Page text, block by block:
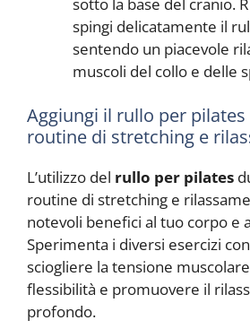
spingi delicatamente il
sentendo un piacevole
muscoli del collo e delle
Aggiungi il rullo per pilates
routine di stretching e
L’utilizzo del rullo per pilates
routine di stretching e
notevoli benefici al tuo corpo e
Sperimenta i diversi esercizi
sciogliere la tensione
flessibilità e promuovere il
profondo.